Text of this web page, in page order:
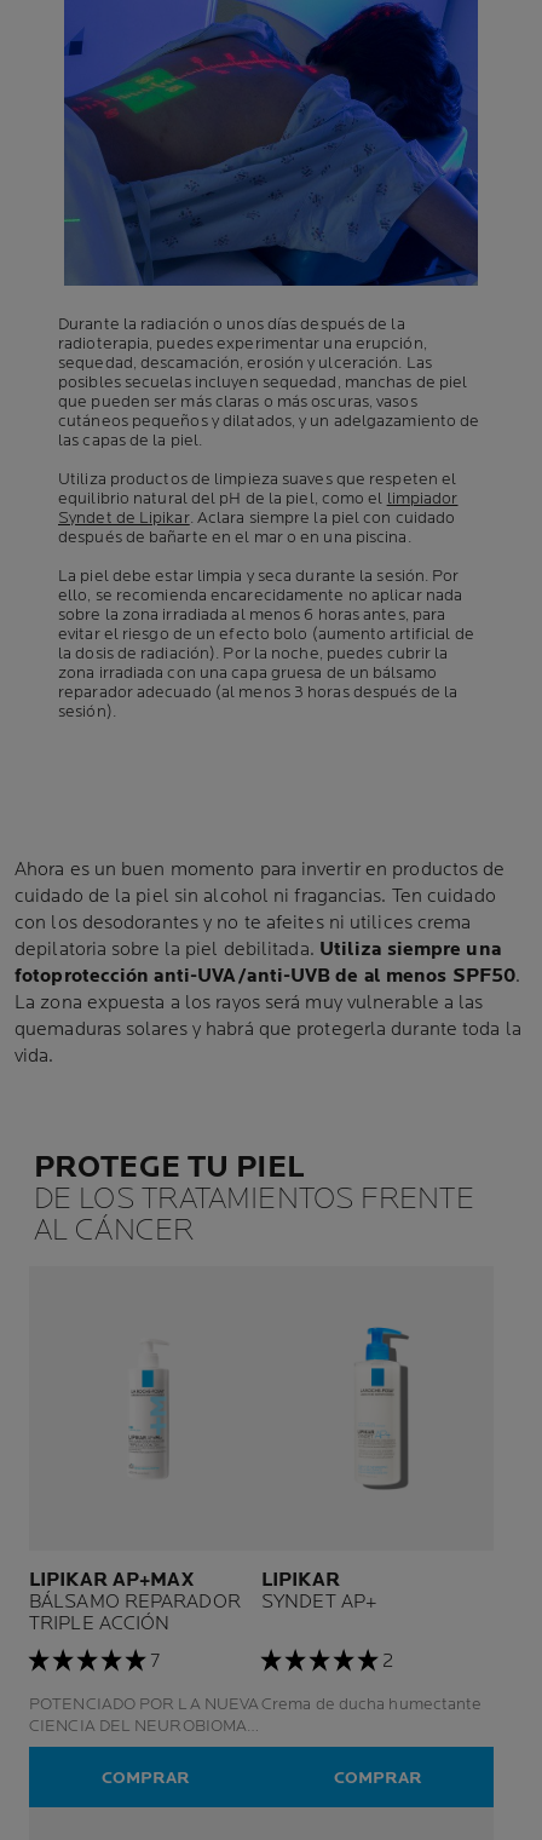
Durante la radiación o unos días después de la
radioterapia, puedes experimentar una erupción,
sequedad, descamación, erosión y ulceración. Las
posibles secuelas incluyen sequedad, manchas de piel
que pueden ser más claras o más oscuras, vasos
cutáneos pequeños y dilatados, y un adelgazamiento de
las capas de la piel.
Utiliza productos de limpieza suaves que respeten el
equilibrio natural del pH de la piel, como el limpiador
Syndet de Lipikar. Aclara siempre la piel con cuidado
después de bañarte en el mar o en una piscina.
La piel debe estar limpia y seca durante la sesión. Por
ello, se recomienda encarecidamente no aplicar nada
sobre la zona irradiada al menos 6 horas antes, para
evitar el riesgo de un efecto bolo (aumento artificial de
la dosis de radiación). Por la noche, puedes cubrir la
zona irradiada con una capa gruesa de un bálsamo
reparador adecuado (al menos 3 horas después de la
sesión).
Ahora es un buen momento para invertir en productos de
cuidado de la piel sin alcohol ni fragancias. Ten cuidado
con los desodorantes y no te afeites ni utilices crema
depilatoria sobre la piel debilitada. Utiliza siempre una
fotoprotección anti-UVA/anti-UVB de al menos SPF50.
La zona expuesta a los rayos será muy vulnerable a las
quemaduras solares y habrá que protegerla durante toda la
vida.
PROTEGE TU PIEL
DE LOS TRATAMIENTOS FRENTE
AL CÁNCER
LIPIKAR AP+MAX
BÁLSAMO REPARADOR
TRIPLE ACCIÓN
7
POTENCIADO POR LA NUEVA
CIENCIA DEL NEUROBIOMA
PARA PIELES SECAS Y
SENSIBLES 72 HORAS1 DE
SECA ANTI-REAPARICIÓN:
COMPRAR
LIPIKAR
SYNDET AP+
2
Crema de ducha humectante
COMPRAR